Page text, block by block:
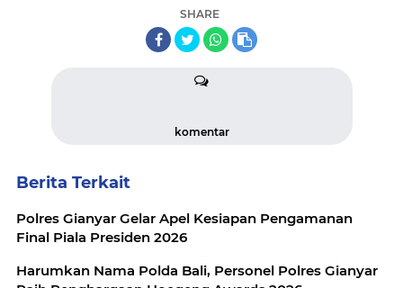
SHARE
komentar
Berita Terkait
Polres Gianyar Gelar Apel Kesiapan Pengamanan
Final Piala Presiden 2026
Harumkan Nama Polda Bali, Personel Polres Gianyar